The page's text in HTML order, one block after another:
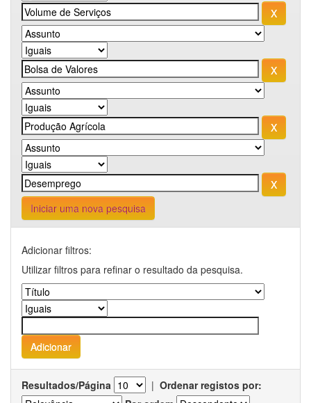
Iniciar uma nova pesquisa
Adicionar filtros:
Utilizar filtros para refinar o resultado da pesquisa.
Resultados/Página | Ordenar registos por: